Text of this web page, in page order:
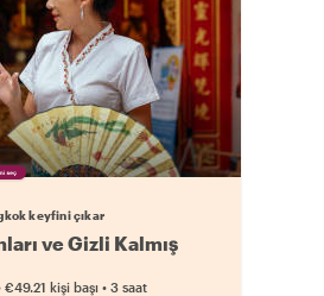
seç
keyfini çıkar
ve Gizli Kalmış
€49.21 kişi başı• 3 saat